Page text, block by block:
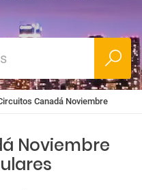
Canadá Noviembre
Noviembre